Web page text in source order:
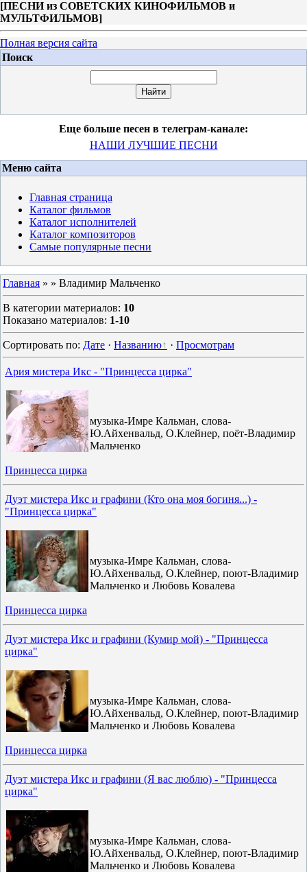
[ПЕСНИ из СОВЕТСКИХ КИНОФИЛЬМОВ и
МУЛЬТФИЛЬМОВ]
Полная версия сайта
Поиск
Еще больше песен в телеграм-канале:
НАШИ ЛУЧШИЕ ПЕСНИ
Меню сайта
Главная страница
Каталог фильмов
Каталог исполнителей
Каталог композиторов
Самые популярные песни
Главная » » Владимир Мальченко
В категории материалов: 10
Показано материалов: 1-10
Сортировать по: Дате · Названию · Просмотрам
Ария мистера Икс - "Принцесса цирка"
музыка-Имре Кальман, слова-
Ю.Айхенвальд, О.Клейнер, поёт-Владимир
Мальченко
Принцесса цирка
Дуэт мистера Икс и графини (Кто она моя богиня...) -
"Принцесса цирка"
музыка-Имре Кальман, слова-
Ю.Айхенвальд, О.Клейнер, поют-Владимир
Мальченко и Любовь Ковалева
Принцесса цирка
Дуэт мистера Икс и графини (Кумир мой) - "Принцесса
цирка"
музыка-Имре Кальман, слова-
Ю.Айхенвальд, О.Клейнер, поют-Владимир
Мальченко и Любовь Ковалева
Принцесса цирка
Дуэт мистера Икс и графини (Я вас люблю) - "Принцесса
цирка"
музыка-Имре Кальман, слова-
Ю.Айхенвальд, О.Клейнер, поют-Владимир
Мальченко и Любовь Ковалева